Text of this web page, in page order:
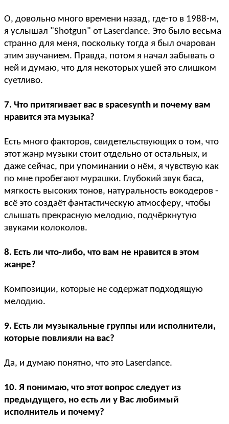
О, довольно много времени назад, где-то в 1988-м,
я услышал "Shotgun" от Laserdance. Это было весьма
странно для меня, поскольку тогда я был очарован
этим звучанием. Правда, потом я начал забывать о
ней и думаю, что для некоторых ушей это слишком
суетливо.
7. Что притягивает вас в spacesynth и почему вам
нравится эта музыка?
Есть много факторов, свидетельствующих о том, что
этот жанр музыки стоит отдельно от остальных, и
даже сейчас, при упоминании о нём, я чувствую как
по мне пробегают мурашки. Глубокий звук баса,
мягкость высоких тонов, натуральность вокодеров -
всё это создаёт фантастическую атмосферу, чтобы
слышать прекрасную мелодию, подчёркнутую
звуками колоколов.
8. Есть ли что-либо, что вам не нравится в этом
жанре?
Композиции, которые не содержат подходящую
мелодию.
9. Есть ли музыкальные группы или исполнители,
которые повлияли на вас?
Да, и думаю понятно, что это Laserdance.
10. Я понимаю, что этот вопрос следует из
предыдущего, но есть ли у Вас любимый
исполнитель и почему?